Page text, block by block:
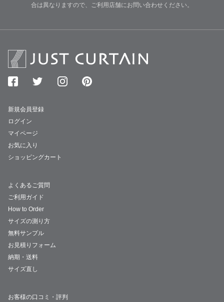
合は異なりますので、ご利用店舗にお問い合わせください。
新規会員登録
ログイン
マイページ
お気に入り
ショッピングカート
よくあるご質問
ご利用ガイド
How to Order
サイズの測り方
無料サンプル
お見積りフォーム
納期・送料
サイズ直し
お客様の口コミ・評判